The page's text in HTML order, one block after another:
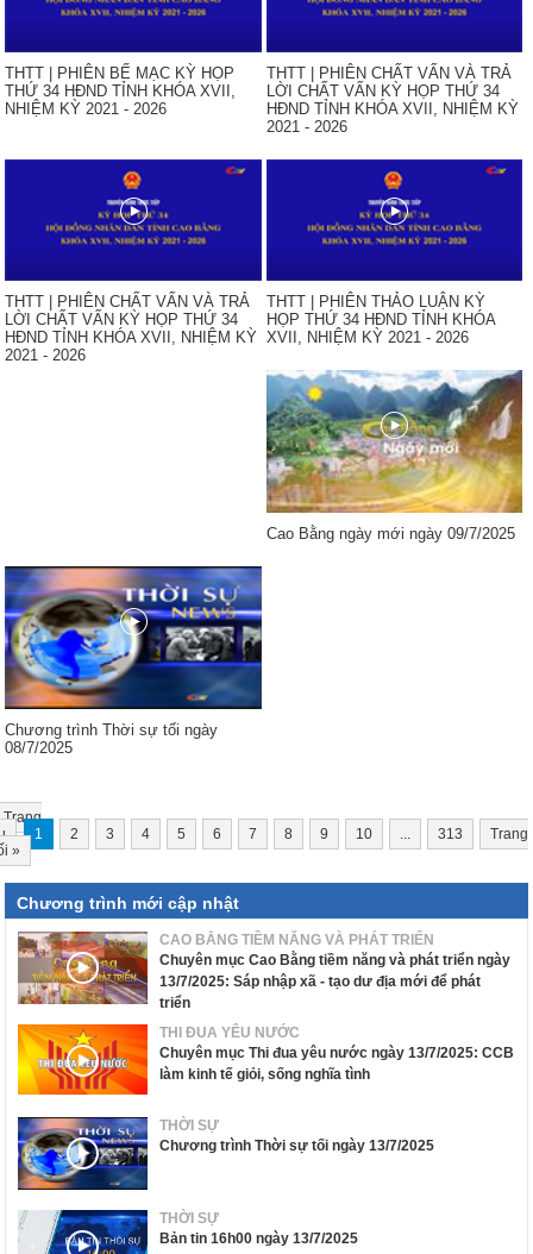
THTT | PHIÊN BẾ MẠC KỲ HỌP
THỨ 34 HĐND TỈNH KHÓA XVII,
NHIỆM KỲ 2021 - 2026
THTT | PHIÊN CHẤT VẤN VÀ TRẢ
LỜI CHẤT VẤN KỲ HỌP THỨ 34
HĐND TỈNH KHÓA XVII, NHIỆM KỲ
2021 - 2026
THTT | PHIÊN CHẤT VẤN VÀ TRẢ
LỜI CHẤT VẤN KỲ HỌP THỨ 34
HĐND TỈNH KHÓA XVII, NHIỆM KỲ
2021 - 2026
THTT | PHIÊN THẢO LUẬN KỲ
HỌP THỨ 34 HĐND TỈNH KHÓA
XVII, NHIỆM KỲ 2021 - 2026
Cao Bằng ngày mới ngày 09/7/2025
Chương trình Thời sự tối ngày
08/7/2025
Trang
1 2 3 4 5 6 7 8 9 10 313
Trang
»
Chương trình mới cập nhật
CAO BẰNG TIỀM NĂNG VÀ PHÁT TRIỂN
Chuyên mục Cao Bằng tiềm năng và phát triển ngày
13/7/2025: Sáp nhập xã - tạo dư địa mới để phát
triển
THI ĐUA YÊU NƯỚC
Chuyên mục Thi đua yêu nước ngày 13/7/2025: CCB
làm kinh tế giỏi, sống nghĩa tình
THỜI SỰ
Chương trình Thời sự tối ngày 13/7/2025
THỜI SỰ
Bản tin 16h00 ngày 13/7/2025